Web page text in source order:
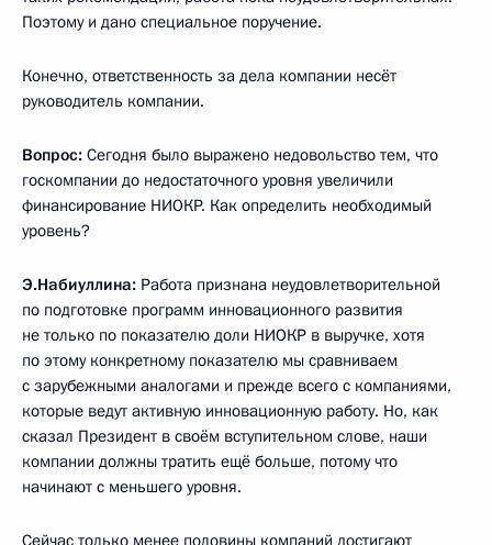
Поэтому и дано специальное поручение.
Конечно, ответственность за дела компании несёт
руководитель компании.
Вопрос: Сегодня было выражено недовольство тем, что
госкомпании до недостаточного уровня увеличили
финансирование НИОКР. Как определить необходимый
уровень?
Э.Набиуллина: Работа признана неудовлетворительной
по подготовке программ инновационного развития
не только по показателю доли НИОКР в выручке, хотя
по этому конкретному показателю мы сравниваем
с зарубежными аналогами и прежде всего с компаниями,
которые ведут активную инновационную работу. Но, как
сказал Президент в своём вступительном слове, наши
компании должны тратить ещё больше, потому что
начинают с меньшего уровня.
Сейчас только менее половины компаний достигают